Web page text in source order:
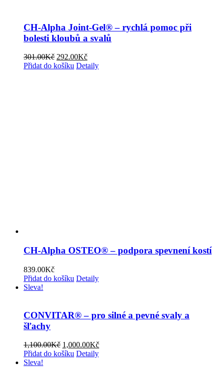
CH-Alpha Joint-Gel® – rychlá pomoc při
bolesti kloubů a svalů
301.00Kč Původní
cena
292.00KčAktuální
cena
Přidat do košíku Detaily
CH-Alpha OSTEO® – podpora spevnení kostí
839.00Kč
Přidat do košíku Detaily
Sleva!
CONVITAR® – pro silné a pevné svaly a
šľachy
1,100.00Kč Původní
cena
1,000.00KčAktuální
Přidat do košíku Detaily
Sleva!